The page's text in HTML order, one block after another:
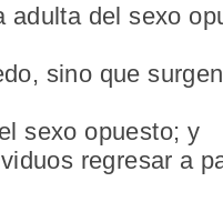
adulta del sexo
sino que
sexo opuesto; y
regresar a